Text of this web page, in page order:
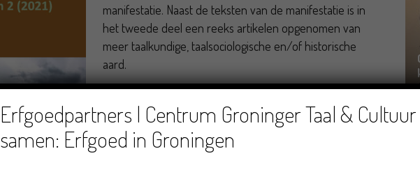
manifestatie. Naast de teksten van de manifestatie is in
het tweede deel een reeks artikelen opgenomen van
meer taalkundige, taalsociologische en/of historische
aard.
Erfgoedpartners | Centrum Groninger Taal &
samen: Erfgoed in Groningen